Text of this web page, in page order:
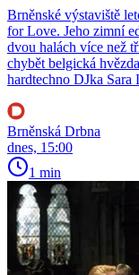
Brněnské výstaviště
for Love. Jeho zimní
dvou halách více než
chybět belgická
hardtechno DJka Sara
Brněnská Drbna
dnes, 15:00
1 min